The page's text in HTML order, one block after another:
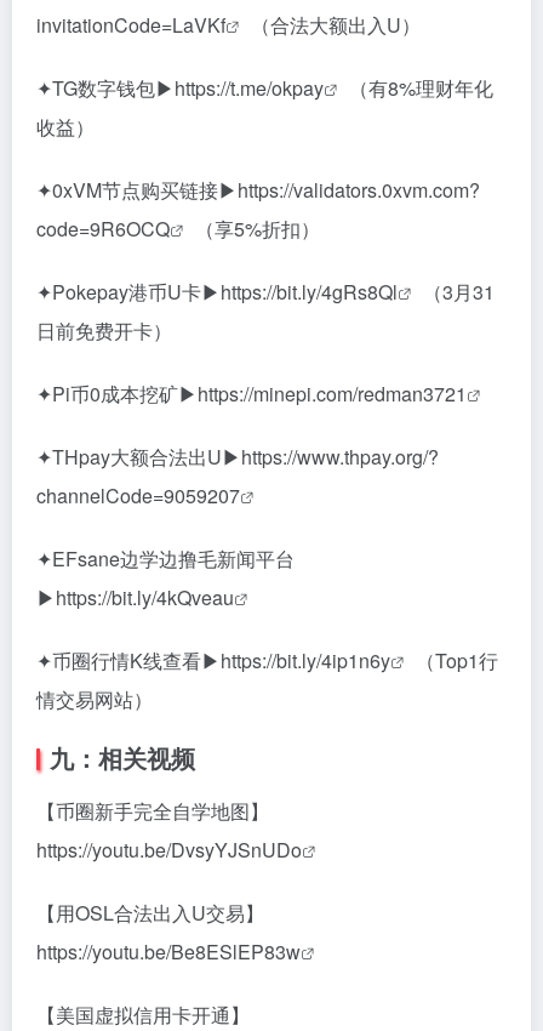
invitationCode=LaVKf
（合法大额出入U）
✦TG数字钱包▶https://t.me/okpay
（有8%理财年化
收益）
✦0xVM节点购买链接▶https://validators.0xvm.com?
code=9R6OCQ
（享5%折扣）
✦Pokepay港币U卡▶https://bit.ly/4gRs8Ql
（3月31
日前免费开卡）
✦Pi币0成本挖矿▶https://minepi.com/redman3721
✦THpay大额合法出U▶https://www.thpay.org/?
channelCode=9059207
✦EFsane边学边撸毛新闻平台
▶https://bit.ly/4kQveau
✦币圈行情K线查看▶https://bit.ly/4ip1n6y
（Top1行
情交易网站）
九：相关视频
【币圈新手完全自学地图】
https://youtu.be/DvsyYJSnUDo
【用OSL合法出入U交易】
https://youtu.be/Be8ESlEP83w
【美国虚拟信用卡开通】